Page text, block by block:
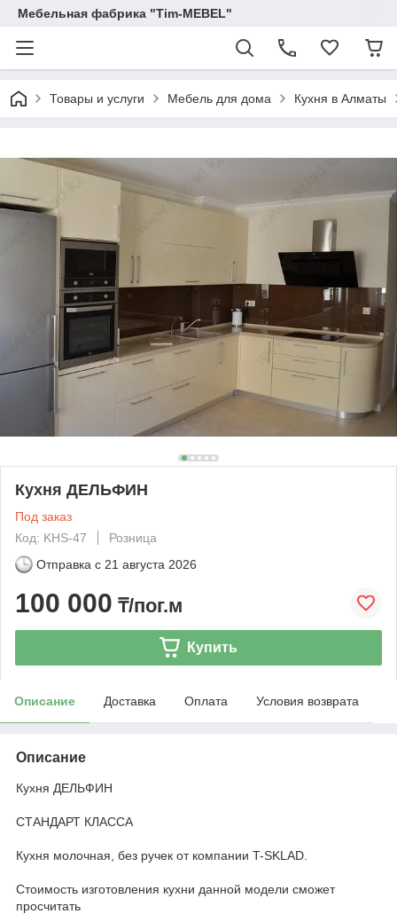
Мебельная фабрика "Tim-MEBEL"
Товары и услуги Мебель для дома Кухня в Алматы
Кухня ДЕЛЬФИН
Под заказ
Код: KHS-47
Розница
Отправка с 21 августа 2026
100 000 ₸/пог.м
Купить
Описание Доставка Оплата Условия возврата
Описание
Кухня ДЕЛЬФИН
СТАНДАРТ КЛАССА
Кухня молочная, без ручек от компании T-SKLAD.
Стоимость изготовления кухни данной модели сможет
просчитать